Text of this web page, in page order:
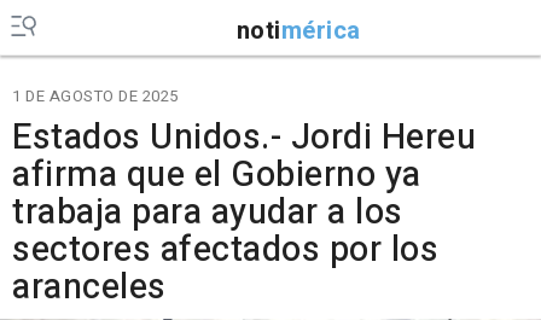
notimérica
1 DE AGOSTO DE 2025
Estados Unidos.- Jordi Hereu
afirma que el Gobierno ya
trabaja para ayudar a los
sectores afectados por los
aranceles